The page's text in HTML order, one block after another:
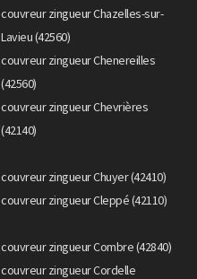
couvreur zingueur Chazelles-sur-
Lavieu (42560)
couvreur zingueur Chenereilles
(42560)
couvreur zingueur Chevrières
(42140)
couvreur zingueur Chuyer (42410)
couvreur zingueur Cleppé (42110)
couvreur zingueur Combre (42840)
couvreur zingueur Cordelle